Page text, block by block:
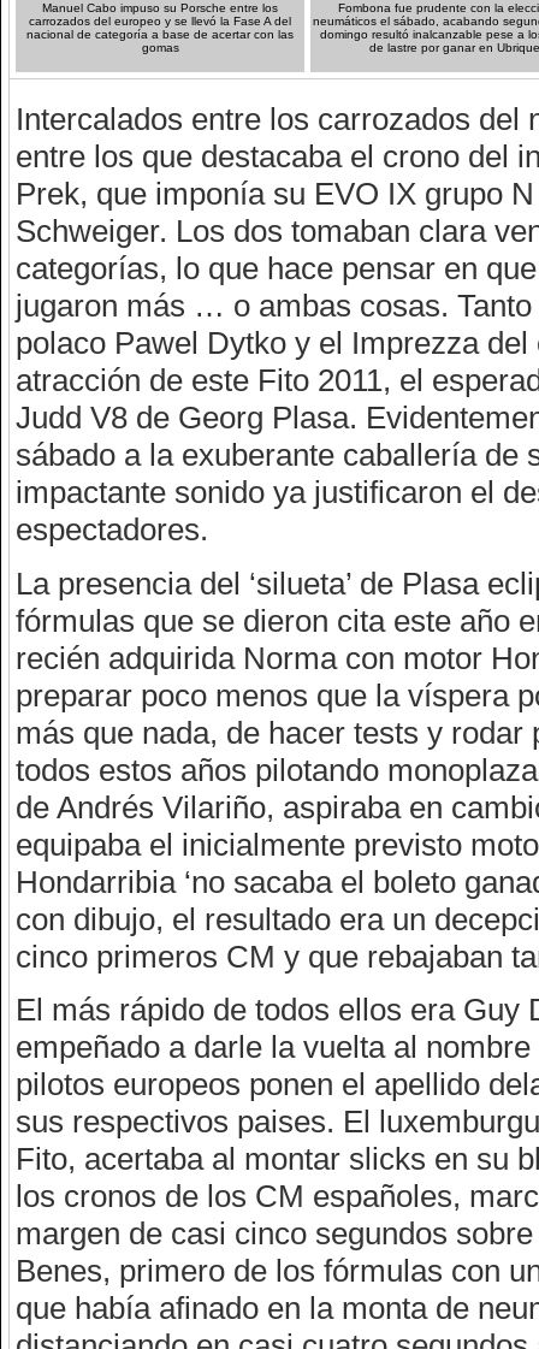
Manuel Cabo impuso su Porsche entre los
carrozados del europeo y se llevó la Fase A del
nacional de categoría a base de acertar con las
gomas
Fombona fue prudente con la
neumáticos el sábado, acabando
domingo resultó inalcanzable pese a
de lastre por ganar en Ubrique
Intercalados entre los carrozados
entre los que destacaba el crono del
Prek, que imponía su EVO IX grupo
Schweiger. Los dos tomaban clara
categorías, lo que hace pensar en
jugaron más … o ambas cosas.
polaco Pawel Dytko y el Imprezza
atracción de este Fito 2011, el
Judd V8 de Georg Plasa.
sábado a la exuberante caballería de
impactante sonido ya justificaron el
espectadores.
La presencia del ‘silueta’ de Plasa
fórmulas que se dieron cita este año
recién adquirida Norma con motor
preparar poco menos que la víspera
más que nada, de hacer tests y rodar
todos estos años pilotando
de Andrés Vilariño, aspiraba en
equipaba el inicialmente previsto
Hondarribia ‘no sacaba el boleto
con dibujo, el resultado era un
cinco primeros CM y que rebajaban
El más rápido de todos ellos era Guy
empeñado a darle la vuelta al
pilotos europeos ponen el apellido
sus respectivos paises. El
Fito, acertaba al montar slicks en su
los cronos de los CM españoles,
margen de casi cinco segundos
Benes, primero de los fórmulas con
que había afinado en la monta de